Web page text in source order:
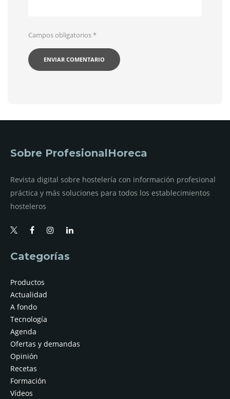
Campos obligatorios*
Sobre ProfesionalHoreca
Revista digital sobre hostelería con información profesional
práctica y más soluciones para todos los establecimientos
hosteleros
Categorías
Productos
Actualidad
A fondo
Tecnología
Agenda
Ofertas y demandas
Opinión
Recetas
Formación
Vídeos